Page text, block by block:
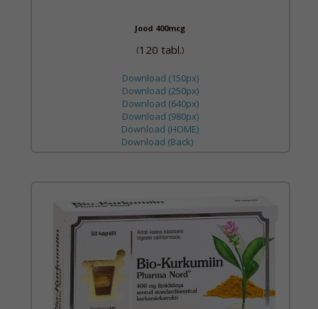
Jood 400mcg
(120 tabl.)
Download (150px)
Download (250px)
Download (640px)
Download (980px)
Download (HOME)
Download (Back)